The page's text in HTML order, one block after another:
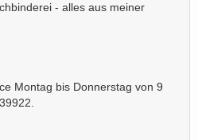
- alles aus meiner
Montag bis Donnerstag von 9